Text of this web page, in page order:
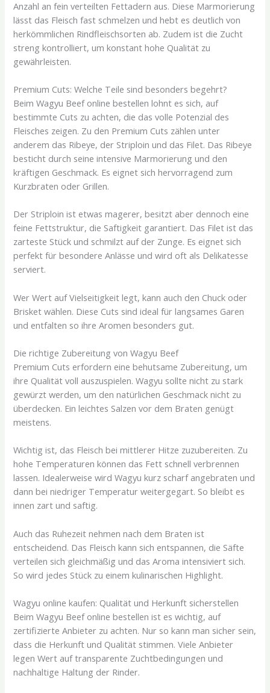
Anzahl an fein verteilten Fettadern aus. Diese Marmorierung
lässt das Fleisch fast schmelzen und hebt es deutlich von
herkömmlichen Rindfleischsorten ab. Zudem ist die Zucht
streng kontrolliert, um konstant hohe Qualität zu
gewährleisten.
Premium Cuts: Welche Teile sind besonders begehrt?
Beim Wagyu Beef online bestellen lohnt es sich, auf
bestimmte Cuts zu achten, die das volle Potenzial des
Fleisches zeigen. Zu den Premium Cuts zählen unter
anderem das Ribeye, der Striploin und das Filet. Das Ribeye
besticht durch seine intensive Marmorierung und den
kräftigen Geschmack. Es eignet sich hervorragend zum
Kurzbraten oder Grillen.
Der Striploin ist etwas magerer, besitzt aber dennoch eine
feine Fettstruktur, die Saftigkeit garantiert. Das Filet ist das
zarteste Stück und schmilzt auf der Zunge. Es eignet sich
perfekt für besondere Anlässe und wird oft als Delikatesse
serviert.
Wer Wert auf Vielseitigkeit legt, kann auch den Chuck oder
Brisket wählen. Diese Cuts sind ideal für langsames Garen
und entfalten so ihre Aromen besonders gut.
Die richtige Zubereitung von Wagyu Beef
Premium Cuts erfordern eine behutsame Zubereitung, um
ihre Qualität voll auszuspielen. Wagyu sollte nicht zu stark
gewürzt werden, um den natürlichen Geschmack nicht zu
überdecken. Ein leichtes Salzen vor dem Braten genügt
meistens.
Wichtig ist, das Fleisch bei mittlerer Hitze zuzubereiten. Zu
hohe Temperaturen können das Fett schnell verbrennen
lassen. Idealerweise wird Wagyu kurz scharf angebraten und
dann bei niedriger Temperatur weitergegart. So bleibt es
innen zart und saftig.
Auch das Ruhezeit nehmen nach dem Braten ist
entscheidend. Das Fleisch kann sich entspannen, die Säfte
verteilen sich gleichmäßig und das Aroma intensiviert sich.
So wird jedes Stück zu einem kulinarischen Highlight.
Wagyu online kaufen: Qualität und Herkunft sicherstellen
Beim Wagyu Beef online bestellen ist es wichtig, auf
zertifizierte Anbieter zu achten. Nur so kann man sicher sein,
dass die Herkunft und Qualität stimmen. Viele Anbieter
legen Wert auf transparente Zuchtbedingungen und
nachhaltige Haltung der Rinder.